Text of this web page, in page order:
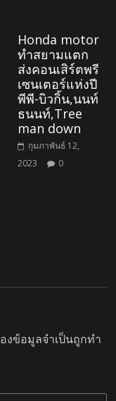
Honda motor
ทำสยามแตก
ส่งคอนเสิร์ตพรี
เซนเตอร์แห่งปี
พีพี-บิวกิ้น,นนท์
ธนนท์,Tree
man down
กุมภาพันธ์ 12,
2023
0
งข้อมูลจำเป็นถูกทำ